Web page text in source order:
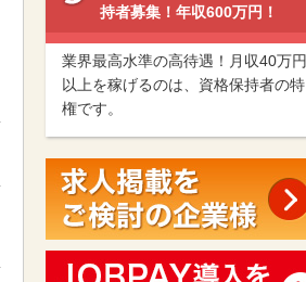
持者募集！年収600万円！
業界最高水準の高待遇！月収40万円
以上を稼げるのは、資格保持者の特
権です。